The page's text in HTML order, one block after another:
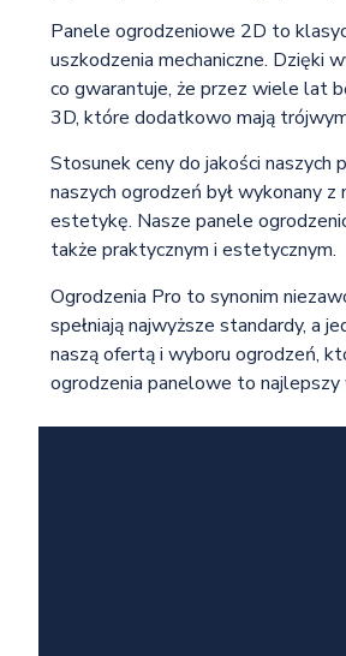
Panele ogrodzeniowe 2D to
uszkodzenia mechaniczne. Dzięki
co gwarantuje, że przez wiele lat
3D, które dodatkowo mają
Stosunek ceny do jakości
naszych ogrodzeń był wykonany
estetykę. Nasze panele
także praktycznym i estetycznym.
Ogrodzenia Pro to synonim
spełniają najwyższe standardy, a
naszą ofertą i wyboru ogrodzeń,
ogrodzenia panelowe to najlepszy